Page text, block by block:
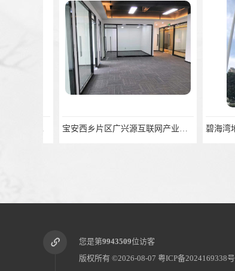
宝安西乡片区广兴源互联网产业基地精装修写字楼办公
您是第9943509位访客
版权所有 ©2026-08-07 粤ICP备2024169338号